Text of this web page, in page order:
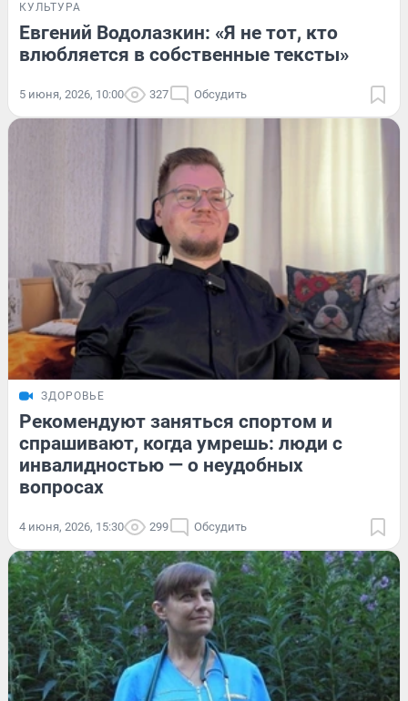
КУЛЬТУРА
Евгений Водолазкин: «Я не тот, кто
влюбляется в собственные тексты»
5 июня, 2026, 10:00 327 Обсудить
ЗДОРОВЬЕ
Рекомендуют заняться спортом и
спрашивают, когда умрешь: люди с
инвалидностью — о неудобных
вопросах
4 июня, 2026, 15:30 299 Обсудить